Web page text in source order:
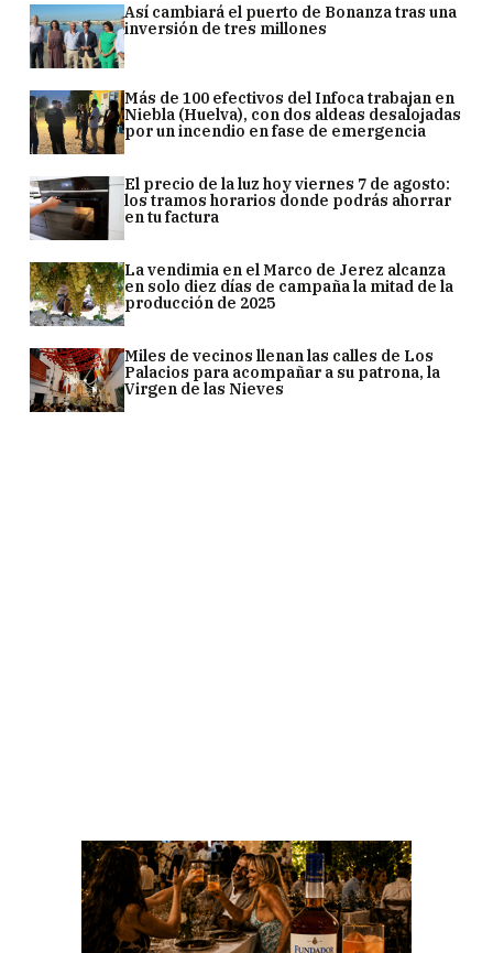
Así cambiará el puerto de Bonanza tras una
inversión de tres millones
Más de 100 efectivos del Infoca trabajan en
Niebla (Huelva), con dos aldeas desalojadas
por un incendio en fase de emergencia
El precio de la luz hoy viernes 7 de agosto:
los tramos horarios donde podrás ahorrar
en tu factura
La vendimia en el Marco de Jerez alcanza
en solo diez días de campaña la mitad de la
producción de 2025
Miles de vecinos llenan las calles de Los
Palacios para acompañar a su patrona, la
Virgen de las Nieves